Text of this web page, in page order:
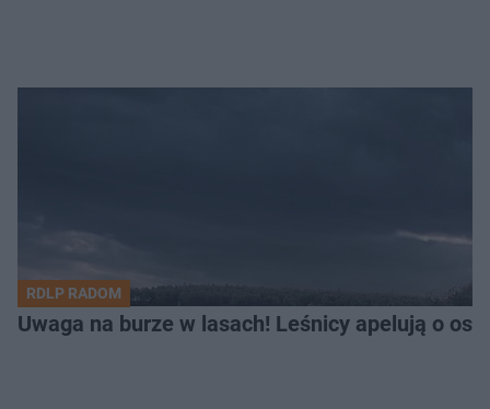
RDLP RADOM
Uwaga na burze w lasach! Leśnicy apelują o